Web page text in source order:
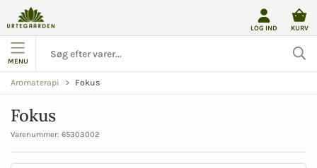
LOG IND KURV
MENU
Aromaterapi Fokus
Fokus
Varenummer: 65303002